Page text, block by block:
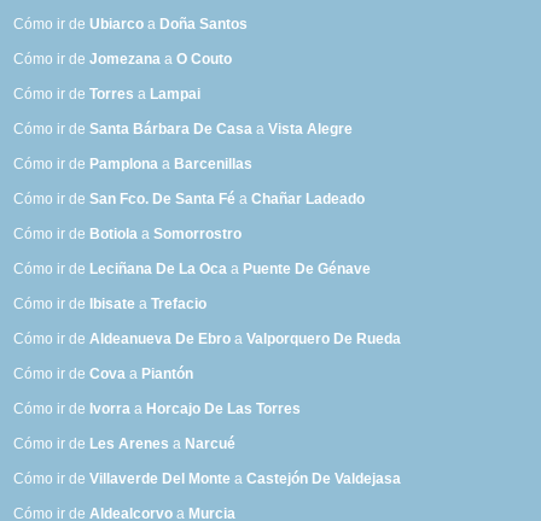
Cómo ir deUbiarco a Doña Santos
Cómo ir deJomezana aO Couto
Cómo ir deTorres a Lampai
Cómo ir deSanta Bárbara De Casa aVista Alegre
Cómo ir de Pamplona a Barcenillas
Cómo ir deSan Fco. De Santa Fé aChañar Ladeado
Cómo ir de Botiola aSomorrostro
Cómo ir de Leciñana De La Oca a Puente De Génave
Cómo ir de Ibisate aTrefacio
Cómo ir deAldeanueva De Ebro aValporquero De Rueda
Cómo ir deCova a Piantón
Cómo ir de Ivorra a Horcajo De Las Torres
Cómo ir de Les Arenes a Narcué
Cómo ir deVillaverde Del Monte aCastejón De Valdejasa
Cómo ir deAldealcorvo a Murcia